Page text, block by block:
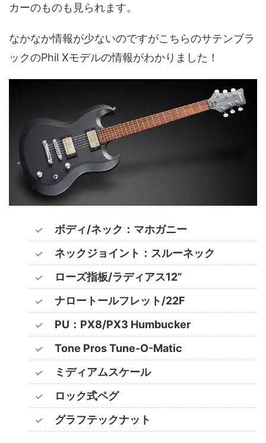
カーのものも見られます。
なかなか情報が少ないのですがこちらのサテンブラ
ックのPhil Xモデルの情報がわかりました！
ボディ/ネック：マホガニー
ネックジョイント：スルーネック
ローズ指板/ラディアス12”
ナロートールフレット/22F
PU：PX8/PX3 Humbucker
Tone Pros Tune-O-Matic
ミディアムスケール
ロック式ペグ
グラフテックナット